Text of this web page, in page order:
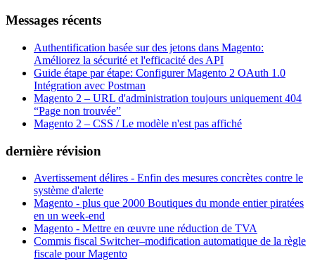
Messages récents
Authentification basée sur des jetons dans Magento:
Améliorez la sécurité et l'efficacité des API
Guide étape par étape: Configurer Magento 2 OAuth 1.0
Intégration avec Postman
Magento 2 – URL d'administration toujours uniquement 404
“Page non trouvée”
Magento 2 – CSS / Le modèle n'est pas affiché
dernière révision
Avertissement délires - Enfin des mesures concrètes contre le
système d'alerte
Magento - plus que 2000 Boutiques du monde entier piratées
en un week-end
Magento - Mettre en œuvre une réduction de TVA
Commis fiscal Switcher–modification automatique de la règle
fiscale pour Magento